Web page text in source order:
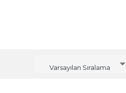
Varsayılan Sıralama